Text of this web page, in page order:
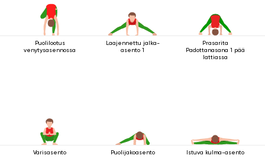
Puolilootus
venytysasennossa
Laajennettu jalka-
asento 1
Prasarita
Padottanasana 1 pää
lattiassa
Varisasento Puolijakoasento Istuva kulma-asento